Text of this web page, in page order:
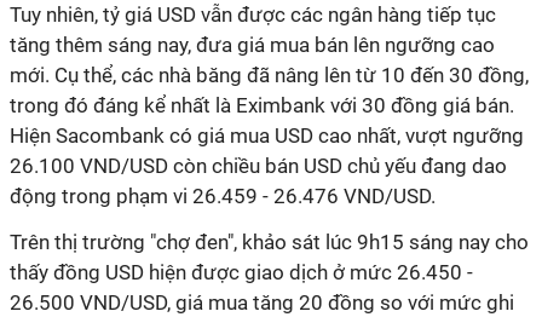
Tuy nhiên, tỷ giá USD vẫn được các ngân hàng tiếp tục
tăng thêm sáng nay, đưa giá mua bán lên ngưỡng cao
mới. Cụ thể, các nhà băng đã nâng lên từ 10 đến 30 đồng,
trong đó đáng kể nhất là Eximbank với 30 đồng giá bán.
Hiện Sacombank có giá mua USD cao nhất, vượt ngưỡng
26.100 VND/USD còn chiều bán USD chủ yếu đang dao
động trong phạm vi 26.459 - 26.476 VND/USD.
Trên thị trường "chợ đen", khảo sát lúc 9h15 sáng nay cho
thấy đồng USD hiện được giao dịch ở mức 26.450 -
26.500 VND/USD, giá mua tăng 20 đồng so với mức ghi